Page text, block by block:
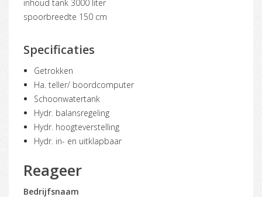
inhoud tank 3000 liter
spoorbreedte 150 cm
Specificaties
Getrokken
Ha. teller/ boordcomputer
Schoonwatertank
Hydr. balansregeling
Hydr. hoogteverstelling
Hydr. in- en uitklapbaar
Reageer
Bedrijfsnaam